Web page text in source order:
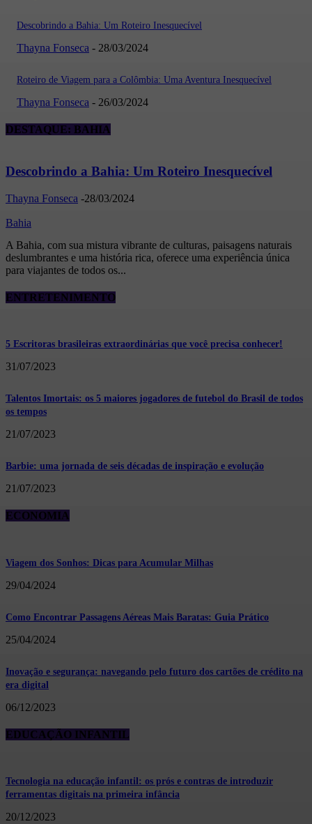
Descobrindo a Bahia: Um Roteiro Inesquecível
Thayna Fonseca - 28/03/2024
Roteiro de Viagem para a Colômbia: Uma Aventura Inesquecível
Thayna Fonseca - 26/03/2024
DESTAQUE: BAHIA
Descobrindo a Bahia: Um Roteiro Inesquecível
Thayna Fonseca -28/03/2024
Bahia
A Bahia, com sua mistura vibrante de culturas, paisagens naturais
deslumbrantes e uma história rica, oferece uma experiência única
para viajantes de todos os...
ENTRETENIMENTO
5 Escritoras brasileiras extraordinárias que você precisa conhecer!
31/07/2023
Talentos Imortais: os 5 maiores jogadores de futebol do Brasil de todos
os tempos
21/07/2023
Barbie: uma jornada de seis décadas de inspiração e evolução
21/07/2023
ECONOMIA
Viagem dos Sonhos: Dicas para Acumular Milhas
29/04/2024
Como Encontrar Passagens Aéreas Mais Baratas: Guia Prático
25/04/2024
Inovação e segurança: navegando pelo futuro dos cartões de crédito na
era digital
06/12/2023
EDUCAÇÃO INFANTIL
Tecnologia na educação infantil: os prós e contras de introduzir
ferramentas digitais na primeira infância
20/12/2023